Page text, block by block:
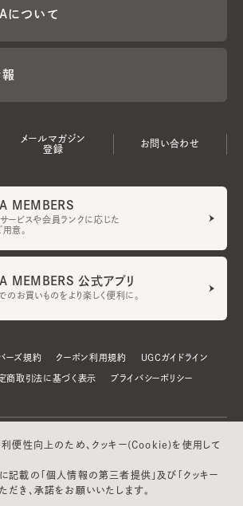
について
メールマガジン
登録
お問い合わせ
MEMBERS
ービスや会員ランクに応じた
意。
MEMBERS 公式アプリ
のお買いものをより楽しく便利に。
ーズ規約 クーポン利用規約 UGCガイドライン
商取引法に基づく表示 プライバシーポリシー
利便性向上のため、クッキー(Cookie)を使用して
に記載の「個人情報の第三者提供」及び「クッキー
だき、承諾をお願いいたします。